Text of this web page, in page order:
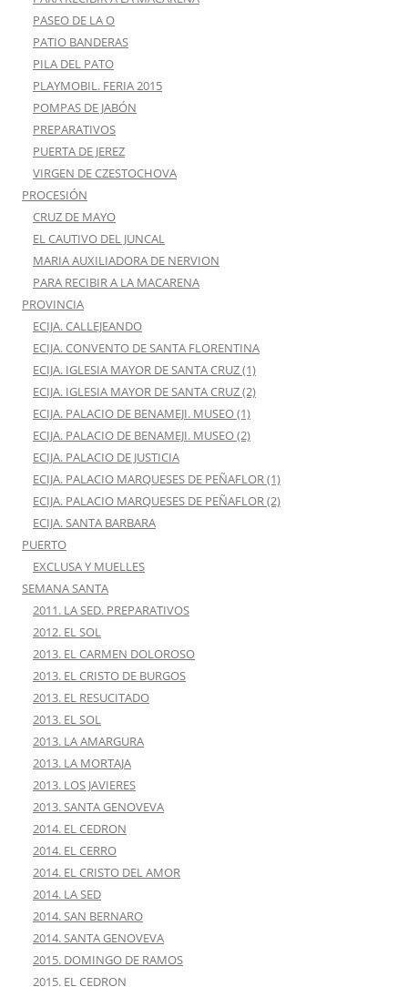
PASEO DE LA O
PATIO BANDERAS
PILA DEL PATO
PLAYMOBIL. FERIA 2015
POMPAS DE JABÓN
PREPARATIVOS
PUERTA DE JEREZ
VIRGEN DE CZESTOCHOVA
PROCESIÓN
CRUZ DE MAYO
EL CAUTIVO DEL JUNCAL
MARIA AUXILIADORA DE NERVION
PARA RECIBIR A LA MACARENA
PROVINCIA
ECIJA. CALLEJEANDO
ECIJA. CONVENTO DE SANTA FLORENTINA
ECIJA. IGLESIA MAYOR DE SANTA CRUZ (1)
ECIJA. IGLESIA MAYOR DE SANTA CRUZ (2)
ECIJA. PALACIO DE BENAMEJI. MUSEO (1)
ECIJA. PALACIO DE BENAMEJI. MUSEO (2)
ECIJA. PALACIO DE JUSTICIA
ECIJA. PALACIO MARQUESES DE PEÑAFLOR (1)
ECIJA. PALACIO MARQUESES DE PEÑAFLOR (2)
ECIJA. SANTA BARBARA
PUERTO
EXCLUSA Y MUELLES
SEMANA SANTA
2011. LA SED. PREPARATIVOS
2012. EL SOL
2013. EL CARMEN DOLOROSO
2013. EL CRISTO DE BURGOS
2013. EL RESUCITADO
2013. EL SOL
2013. LA AMARGURA
2013. LA MORTAJA
2013. LOS JAVIERES
2013. SANTA GENOVEVA
2014. EL CEDRON
2014. EL CERRO
2014. EL CRISTO DEL AMOR
2014. LA SED
2014. SAN BERNARO
2014. SANTA GENOVEVA
2015. DOMINGO DE RAMOS
2015. EL CEDRON